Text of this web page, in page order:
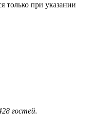
только при указании
гостей.